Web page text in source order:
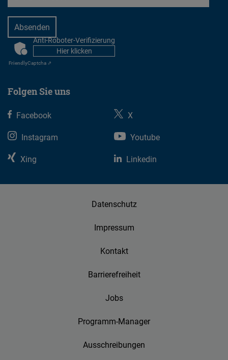
in
der
Nähe
anzuzeigen.
CAPTCHAAnti-Roboter-Verifizierung
Hier klicken
FriendlyCaptcha ⇗
Folgen Sie uns
Facebook
X
Instagram
Youtube
Xing
Linkedin
Datenschutz
Impressum
Kontakt
Barrierefreiheit
Jobs
Programm-Manager
Ausschreibungen